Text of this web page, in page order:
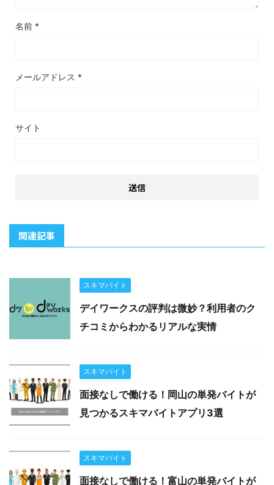
名前 *
メールアドレス *
サイト
関連記事
スキマバイト
デイワークスの評判は微妙？利用者のク
チコミからわかるリアルな実情
スキマバイト
面接なしで働ける！岡山の単発バイトが
見つかるスキマバイトアプリ3選
スキマバイト
面接なしで働ける！富山の単発バイトが